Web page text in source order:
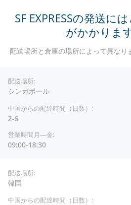
SF EXPRESSの発送に
がかかりま
配送場所と倉庫の場所によって異なり
シンガポール
2-6
09:00-18:30
韓国